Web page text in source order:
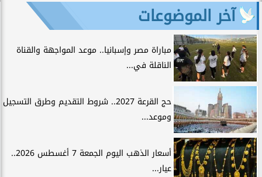
آخر الموضوعات
مباراة مصر وإسبانيا.. موعد المواجهة والقناة
الناقلة في...
حج القرعة 2027.. شروط التقديم وطرق التسجيل
وموعد...
أسعار الذهب اليوم الجمعة 7 أغسطس 2026..
عيار...